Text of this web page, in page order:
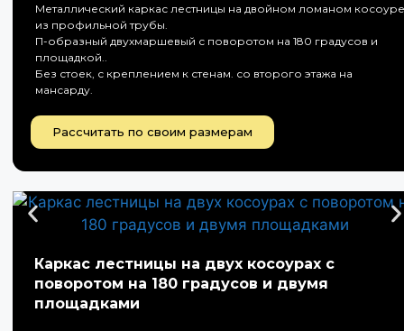
Металлический каркас лестницы на двойном ломаном косоуре
из профильной трубы.
П-образный двухмаршевый с поворотом на 180 градусов и
площадкой..
Без стоек, с креплением к стенам. со второго этажа на
мансарду.
Рассчитать по своим размерам
Каркас лестницы на двух косоурах с
поворотом на 180 градусов и двумя
площадками